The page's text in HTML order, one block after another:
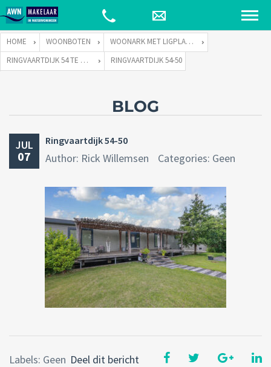
HOME WOONBOTEN
WOONARK MET LIGPLAATS
RINGVAARTDIJK 54 TE 1066 DE AMSTERDAM
RINGVAARTDIJK 54-50
BLOG
JUL
07
Ringvaartdijk 54-50
Author: Rick Willemsen Categories: Geen
Deel dit bericht
Labels: Geen